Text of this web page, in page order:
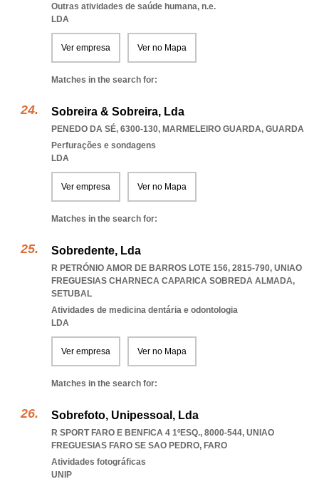
Outras atividades de saúde humana, n.e.
LDA
Ver empresa Ver no Mapa
Matches in the search for:
Sobreira & Sobreira, Lda
PENEDO DA SÉ, 6300-130, MARMELEIRO GUARDA, GUARDA
Perfurações e sondagens
LDA
Ver empresa Ver no Mapa
Matches in the search for:
Sobredente, Lda
R PETRÓNIO AMOR DE BARROS LOTE 156, 2815-790, UNIAO
FREGUESIAS CHARNECA CAPARICA SOBREDA ALMADA,
SETUBAL
Atividades de medicina dentária e odontologia
LDA
Ver empresa Ver no Mapa
Matches in the search for:
Sobrefoto, Unipessoal, Lda
R SPORT FARO E BENFICA 4 1ºESQ., 8000-544, UNIAO
FREGUESIAS FARO SE SAO PEDRO, FARO
Atividades fotográficas
UNIP